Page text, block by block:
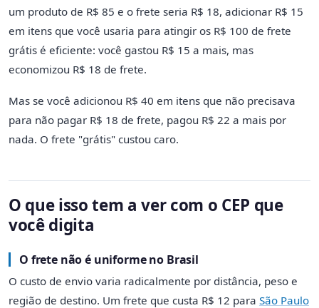
um produto de R$ 85 e o frete seria R$ 18, adicionar R$ 15
em itens que você usaria para atingir os R$ 100 de frete
grátis é eficiente: você gastou R$ 15 a mais, mas
economizou R$ 18 de frete.
Mas se você adicionou R$ 40 em itens que não precisava
para não pagar R$ 18 de frete, pagou R$ 22 a mais por
nada. O frete "grátis" custou caro.
O que isso tem a ver com o CEP que
você digita
O frete não é uniforme no Brasil
O custo de envio varia radicalmente por distância, peso e
região de destino. Um frete que custa R$ 12 para São Paulo